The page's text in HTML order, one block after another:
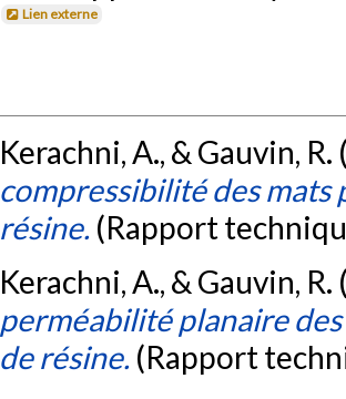
Lien externe
Kerachni, A., & Gauvin,
compressibilité des mats
résine. (Rapport
Kerachni, A., & Gauvin,
perméabilité planaire
de résine. (Rapport